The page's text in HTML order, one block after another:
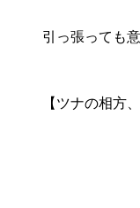
【
引っ張っても
【ツナの相方